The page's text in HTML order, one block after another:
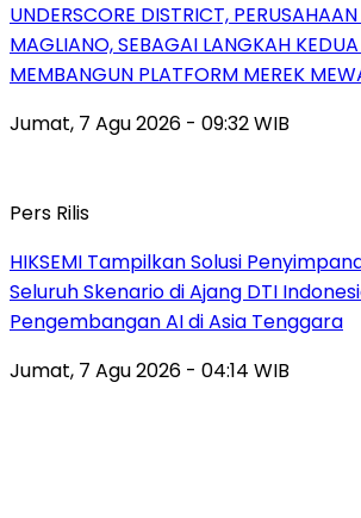
UNDERSCORE DISTRICT,
MAGLIANO, SEBAGAI LANGKAH
MEMBANGUN PLATFORM MEREK
Jumat, 7 Agu 2026 - 09:32 WIB
Pers Rilis
HIKSEMI Tampilkan Solusi
Seluruh Skenario di Ajang DTI
Pengembangan AI di Asia Tenggara
Jumat, 7 Agu 2026 - 04:14 WIB